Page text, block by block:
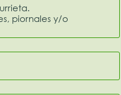
piornales y/o